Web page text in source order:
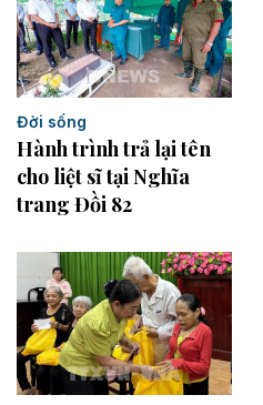
Đời sống
Hành trình trả lại tên
cho liệt sĩ tại Nghĩa
trang Đồi 82